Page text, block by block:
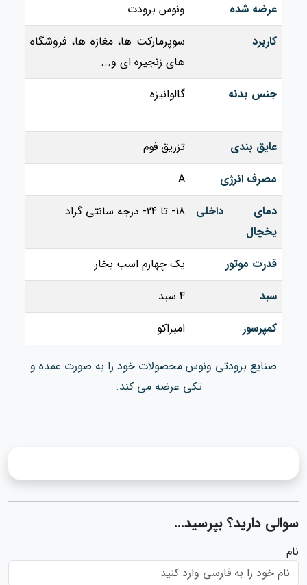
عرضه شده
ونوس برودت
کاربرد
سوپرمارکت ها، مغازه ها، فروشگاه
های زنجیره ای و...
جنس بدنه
گالوانیزه
عایق بندی
تزریق فوم
مصرف انرژی
A
دمای داخلی
یخچال
18- تا 24- درجه سانتی گراد
قدرت موتور
یک چهارم اسب بخار
سبد
4 سبد
کمپرسور
امبراکو
صنایع برودتی ونوس محصولات خود را به صورت عمده و
تکی عرضه می کند.
سوالی دارید؟ بپرسید...
نام